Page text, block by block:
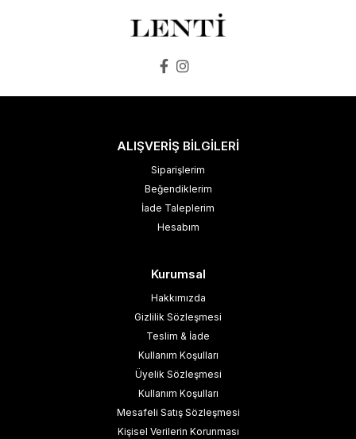
ALIŞVERİŞ BİLGİLERİ
Siparişlerim
Beğendiklerim
İade Taleplerim
Hesabım
Kurumsal
Hakkımızda
Gizlilik Sözleşmesi
Teslim & İade
Kullanım Koşulları
Üyelik Sözleşmesi
Kullanım Koşulları
Mesafeli Satış Sözleşmesi
Kişisel Verilerin Korunması